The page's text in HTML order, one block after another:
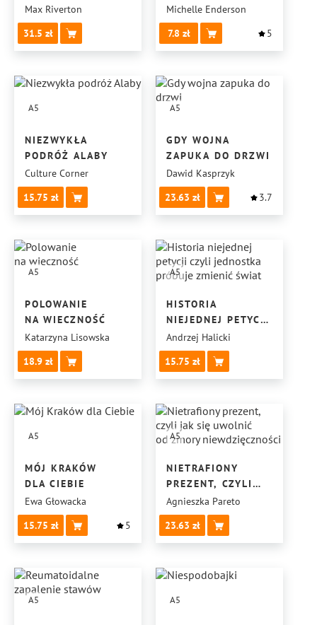
EVERY OCCASION
Max Riverton
31.5
WPROWADZENIE
DO TEORII CHAOSU
Michelle Enderson
7.8
5
A5
NIEZWYKŁA
PODRÓŻ ALABY
Culture Corner
15.75
A5
GDY WOJNA
ZAPUKA DO DRZWI
Dawid Kasprzyk
23.63
3.7
A5
POLOWANIE
NA WIECZNOŚĆ
Katarzyna Lisowska
18.9
A5
HISTORIA
NIEJEDNEJ PETYCJI
CZYLI JEDNOSTKA
PRÓBUJE ZMIENIĆ
ŚWIAT
Andrzej Halicki
15.75
A5
MÓJ KRAKÓW
DLA CIEBIE
Ewa Głowacka
15.75
5
A5
NIETRAFIONY
PREZENT, CZYLI
JAK SIĘ UWOLNIĆ
OD ZMORY
NIEWDZIĘCZNOŚCI
Agnieszka Pareto
23.63
A5 A5